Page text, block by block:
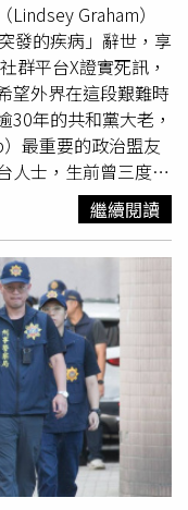
Graham）
發的疾病」辭世，享
群平台X證實死訊，
望外界在這段艱難時
30年的共和黨大老，
最重要的政治盟友
人士，生前曾三度訪
以色列等民主盟友。
突發疾病辭世，享壽
頓郵報》、BBC、
，葛蘭姆1994年首
議員，2003年正式
順利連任，原本預
生前擔任參議院預算
主席，也是共和黨在
人物，在華府政壇擁
關係歷經轉折。他曾
戰，並多次公開批
。不過川普入主白宮
繼續閱讀